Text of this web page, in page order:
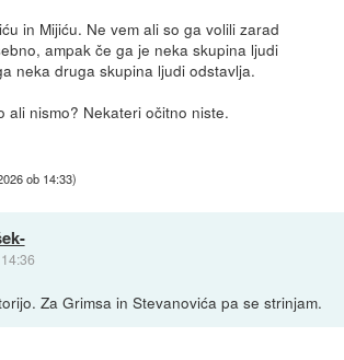
in Mijiću. Ne vem ali so ga volili zarad
ampak če ga je neka skupina ljudi
neka druga skupina ljudi odstavlja.
ali nismo? Nekateri očitno niste.
ob 14:33)
Za Grimsa in Stevanovića pa se strinjam.